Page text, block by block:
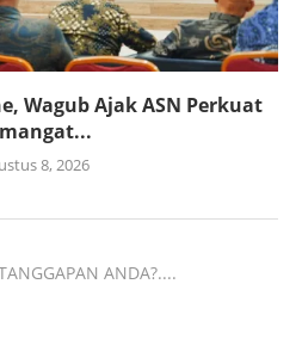
Wagub Ajak ASN Perkuat
8, 2026
ANDA?....